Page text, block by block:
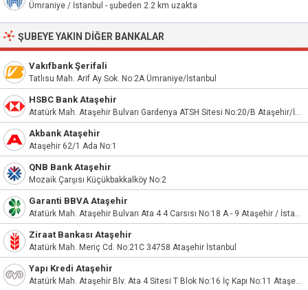
Ümraniye / İstanbul - şubeden 2.2 km uzakta
ŞUBEYE YAKIN DIĞER BANKALAR
Vakıfbank Şerifali
Tatlısu Mah. Arif Ay Sok. No:2A Ümraniye/İstanbul
HSBC Bank Ataşehir
Atatürk Mah. Ataşehir Bulvarı Gardenya ATSH Sitesi No:20/B Ataşehir/İstanbul
Akbank Ataşehir
Ataşehir 62/1 Ada No:1
QNB Bank Ataşehir
Mozaik Çarşısı Küçükbakkalköy No:2
Garanti BBVA Ataşehir
Atatürk Mah. Ataşehir Bulvarı Ata 4 4 Carsısı No:18 A - 9 Ataşehir / İstanbul
Ziraat Bankası Ataşehir
Atatürk Mah. Meriç Cd. No:21C 34758 Ataşehir İstanbul
Yapı Kredi Ataşehir
Atatürk Mah. Ataşehir Blv. Ata 4 Sitesi T Blok No:16 İç Kapı No:11 Ataşehir / İstanbul